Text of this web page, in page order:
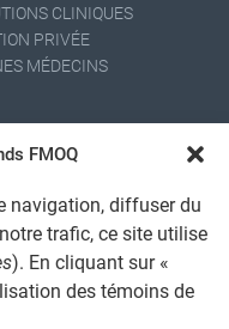
FMOQ
navigation, diffuser du
trafic, ce site utilise
). En cliquant sur «
des témoins de
CLINIQUES
PRIVÉE
MÉDECINS